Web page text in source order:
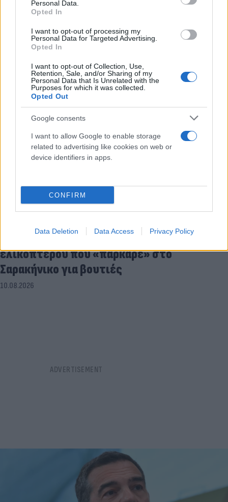
Personal Data.
Opted In
I want to opt-out of processing my
Personal Data for Targeted Advertising.
Opted In
I want to opt-out of Collection, Use,
Retention, Sale, and/or Sharing of my
Personal Data that Is Unrelated with the
Purposes for which it was collected.
Opted Out
Google consents
I want to allow Google to enable storage
related to advertising like cookies on web or
device identifiers in apps.
CONFIRM
Data Deletion Data Access Privacy Policy
Στον εισαγγελέα ο πιλότος του
ελικόπτερου που «πάρκαρε» στο
Σαρακήνικο για βουτιές
10.08.2026